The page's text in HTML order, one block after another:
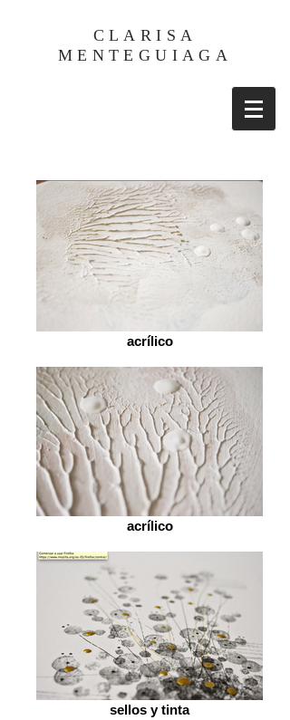
CLARISA
MENTEGUIAGA
acrílico
acrílico
sellos y tinta